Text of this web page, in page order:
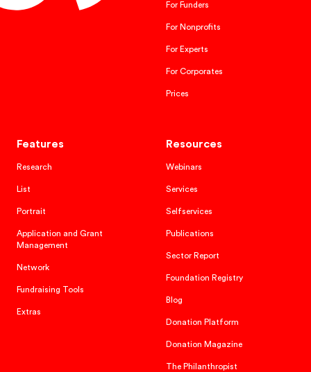
For Funders
For Nonprofits
For Experts
For Corporates
Prices
Features
Research
List
Portrait
Application and Grant
Management
Network
Fundraising Tools
Extras
Resources
Webinars
Services
Selfservices
Publications
Sector Report
Foundation Registry
Blog
Donation Platform
Donation Magazine
The Philanthropist